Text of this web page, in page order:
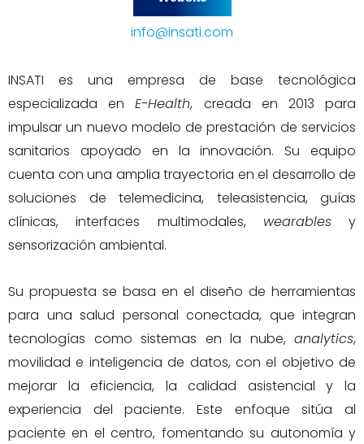
info@insati.com
INSATI es una empresa de base tecnológica
especializada enE-Health, creada en 2013 para
impulsar un nuevo modelo de prestación de servicios
sanitarios apoyado en la innovación. Su equipo
cuenta con una amplia trayectoria en el desarrollo de
soluciones de telemedicina, teleasistencia, guías
clínicas, interfaces multimodales, wearablesy
sensorización ambiental.
Su propuesta se basa en el diseño de herramientas
para una salud personal conectada, que integran
tecnologías como sistemas en la nube, analytics,
movilidad e inteligencia de datos, con el objetivo de
mejorar la eficiencia, la calidad asistencial y la
experiencia del paciente. Este enfoque sitúa al
paciente en el centro, fomentando su autonomía y